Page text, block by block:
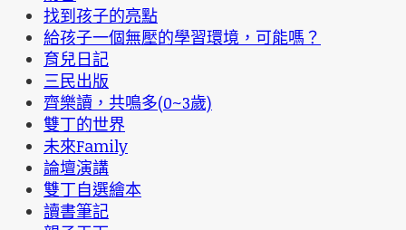
找到孩子的亮點
給孩子一個無壓的學習環境，可能嗎？
育兒日記
三民出版
齊樂讀，共鳴多(0~3歲)
雙丁的世界
未來Family
論壇演講
雙丁自選繪本
讀書筆記